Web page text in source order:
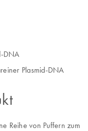
DNA
Plasmid-DNA
Reihe von Puffern zum